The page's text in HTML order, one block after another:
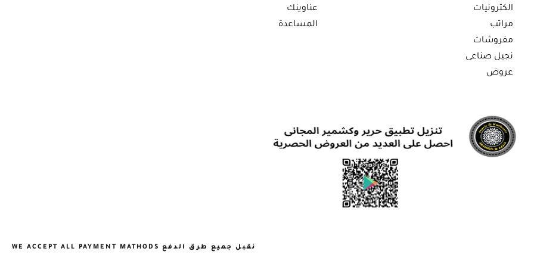
الكترونيات
مراتب
مفروشات
نجيل صناعى
عروض
عناوينك
المساعدة
نقبل جميع طرق الدفع WE ACCEPT ALL PAYMENT MATHODS